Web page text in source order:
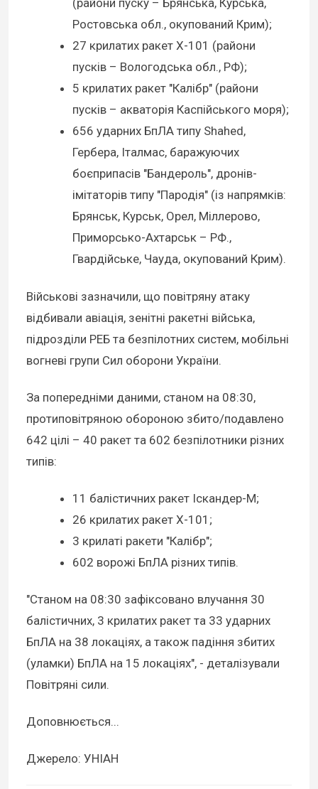
(райони пуску – Брянська, Курська,
Ростовська обл., окупований Крим);
27 крилатих ракет Х-101 (райони
пусків – Вологодська обл., РФ);
5 крилатих ракет "Калібр" (райони
пусків – акваторія Каспійського моря);
656 ударних БпЛА типу Shahed,
Гербера, Італмас, баражуючих
боєприпасів "Бандероль", дронів-
імітаторів типу "Пародія" (із напрямків:
Брянськ, Курськ, Орел, Міллерово,
Приморсько-Ахтарськ – РФ.,
Гвардійське, Чауда, окупований Крим).
Військові зазначили, що повітряну атаку
відбивали авіація, зенітні ракетні війська,
підрозділи РЕБ та безпілотних систем, мобільні
вогневі групи Сил оборони України.
За попередніми даними, станом на 08:30,
протиповітряною обороною збито/подавлено
642 цілі – 40 ракет та 602 безпілотники різних
типів:
11 балістичних ракет Іскандер-М;
26 крилатих ракет Х-101;
3 крилаті ракети "Калібр";
602 ворожі БпЛА різних типів.
"Станом на 08:30 зафіксовано влучання 30
балістичних, 3 крилатих ракет та 33 ударних
БпЛА на 38 локаціях, а також падіння збитих
(уламки) БпЛА на 15 локаціях", - деталізували
Повітряні сили.
Доповнюється...
Джерело: УНІАН